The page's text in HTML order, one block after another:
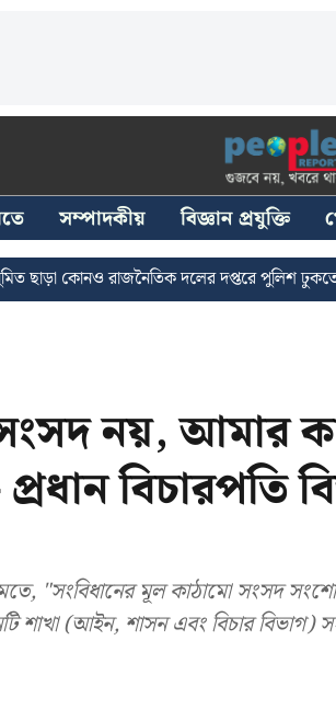
সম্পাদকীয় বিজ্ঞান প্রযুক্তি
রাজনৈতিক দলের দপ্তরে পুলিশ ঢুকতে পারে না -
নয়, আমার
বিচারপতি
"সংবিধানের মূল কাঠামো সংসদ
শাখা (আইন, শাসন এবং বিচার বিভাগ)